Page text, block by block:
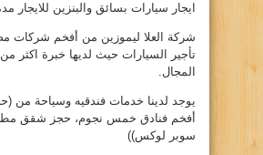
ايجار سيارات بسائق والبنزين للايجار
شركة العلا ليموزين من أفخم شركات
المجال.
يوجد لدينا خدمات فندقيه وسياحة
أفخم فنادق خمس نجوم، حجز شقق
سوبر لوكس))